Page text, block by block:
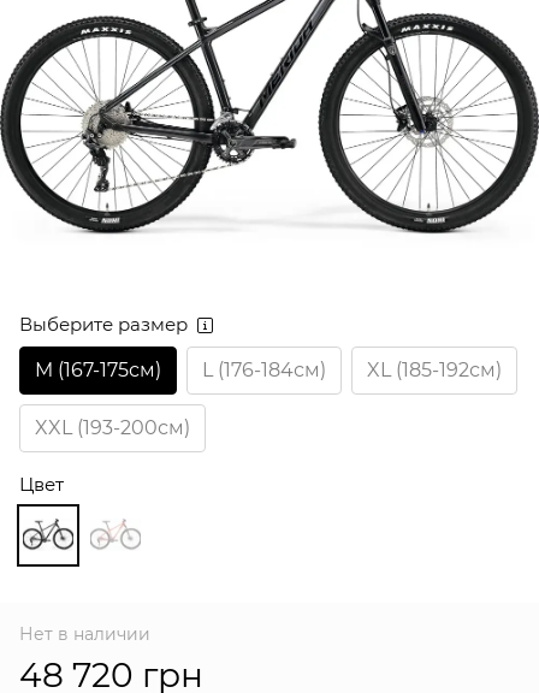
Выберите размер
M (167-175см)
L (176-184см) XL (185-192см)
XXL (193-200см)
Цвет
Нет в наличии
48 720 грн